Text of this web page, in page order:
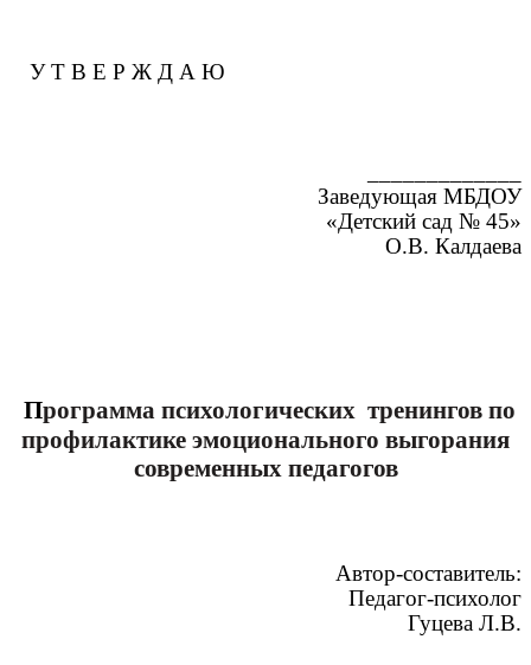
У Т В Е Р Ж Д А Ю
Заведующая МБДОУ
«Детский сад № 45»
О.В. Калдаева
Программа психологических тренингов по
профилактике эмоционального выгорания
современных педагогов
Автор-составитель:
Педагог-психолог
Гуцева Л.В.